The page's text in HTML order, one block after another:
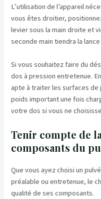
L’utilisation de l’appareil
vous êtes droitier,
levier sous la main droite et
seconde main tiendra la
Si vous souhaitez faire du
dos à pression entretenue.
apte à traiter les surfaces de
poids important une fois
votre dos si vous ne
Tenir compte de
composants du
Que vous ayez choisi un
préalable ou entretenue, le
qualité de ses composants.